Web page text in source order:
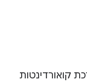
קואורדינטות